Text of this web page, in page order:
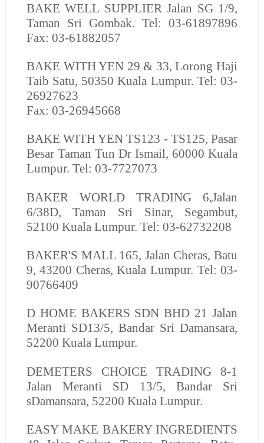
BAKE WELL SUPPLIER Jalan SG 1/9,
Taman Sri Gombak. Tel: 03-61897896
Fax: 03-61882057
BAKE WITH YEN 29 & 33, Lorong Haji
Taib Satu, 50350 Kuala Lumpur. Tel: 03-
26927623
Fax: 03-26945668
BAKE WITH YEN TS123 - TS125, Pasar
Besar Taman Tun Dr Ismail, 60000 Kuala
Lumpur. Tel: 03-7727073
BAKER WORLD TRADING 6,Jalan
6/38D, Taman Sri Sinar, Segambut,
52100 Kuala Lumpur. Tel: 03-62732208
BAKER'S MALL165, Jalan Cheras, Batu
9, 43200 Cheras, Kuala Lumpur. Tel: 03-
90766409
D HOME BAKERS SDN BHD 21 Jalan
Meranti SD13/5, Bandar Sri Damansara,
52200 Kuala Lumpur.
DEMETERS CHOICE TRADING 8-1
Jalan Meranti SD 13/5, Bandar Sri
sDamansara, 52200 Kuala Lumpur.
EASY MAKE BAKERY INGREDIENTS